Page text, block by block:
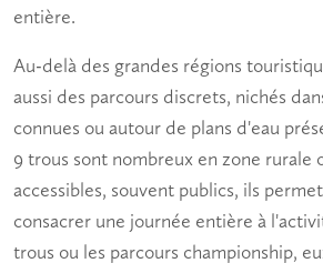
entière.
Au-delà des grandes régions
aussi des parcours discrets, nichés
connues ou autour de plans d'eau
9 trous sont nombreux en zone rurale
accessibles, souvent publics, ils
consacrer une journée entière à
trous ou les parcours championship,